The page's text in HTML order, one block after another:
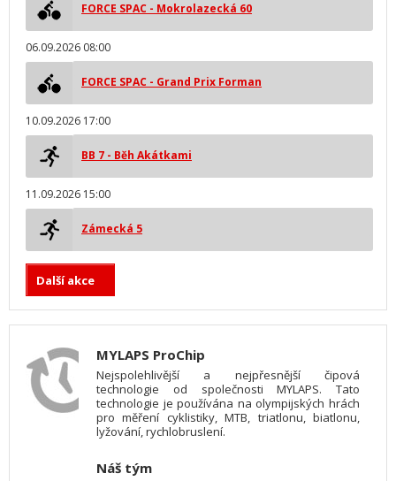
FORCE SPAC - Mokrolazecká 60
06.09.2026 08:00
FORCE SPAC - Grand Prix Forman
10.09.2026 17:00
BB 7 - Běh Akátkami
11.09.2026 15:00
Zámecká 5
Další akce
MYLAPS ProChip
Nejspolehlivější a nejpřesnější čipová
technologie od společnosti MYLAPS. Tato
technologie je používána na olympijských hrách
pro měření cyklistiky, MTB, triatlonu, biatlonu,
lyžování, rychlobruslení.
Náš tým